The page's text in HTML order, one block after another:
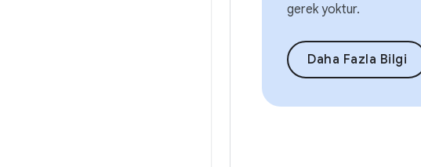
gerek yoktur.
Daha Fazla Bilgi